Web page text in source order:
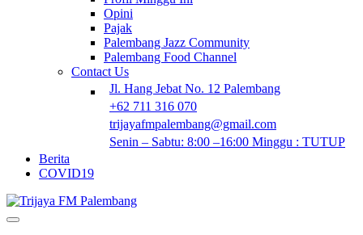
Opini
Pajak
Palembang Jazz Community
Palembang Food Channel
Contact Us
Jl. Hang Jebat No. 12 Palembang
+62 711 316 070
trijayafmpalembang@gmail.com
Senin – Sabtu: 8:00 –16:00 Minggu : TUTUP
Berita
COVID19